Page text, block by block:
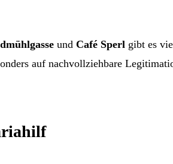
und Café Sperl gibt es
auf nachvollziehbare